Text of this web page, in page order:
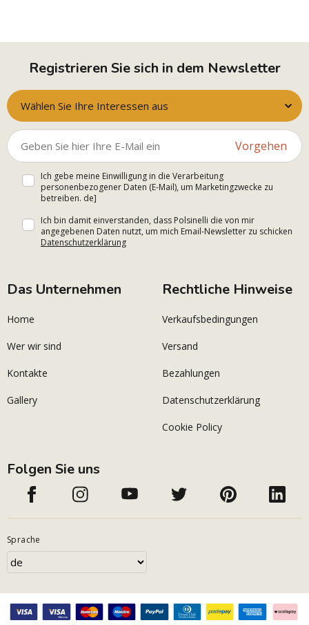
Registrieren Sie sich in dem Newsletter
Wählen Sie Ihre Interessen aus
Vorgehen
Ich gebe meine Einwilligung in die Verarbeitung
personenbezogener Daten (E-Mail), um Marketingzwecke zu
betreiben. de]
Ich bin damit einverstanden, dass Polsinelli die von mir
angegebenen Daten nutzt, um mich Email-Newsletter zu schicken
Datenschutzerklärung
Das Unternehmen
Home
Wer wir sind
Kontakte
Gallery
Rechtliche Hinweise
Verkaufsbedingungen
Versand
Bezahlungen
Datenschutzerklärung
Cookie Policy
Folgen Sie uns
Sprache